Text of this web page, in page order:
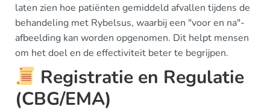
laten zien hoe patiënten gemiddeld afvallen tijdens de
behandeling met Rybelsus, waarbij een "voor en na"-
afbeelding kan worden opgenomen. Dit helpt mensen
om het doel en de effectiviteit beter te begrijpen.
Registratie en Regulatie
(CBG/EMA)